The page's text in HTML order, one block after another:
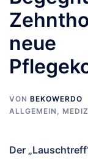
neue
VON BEKOWERDO
ALLGEMEIN ,
Der